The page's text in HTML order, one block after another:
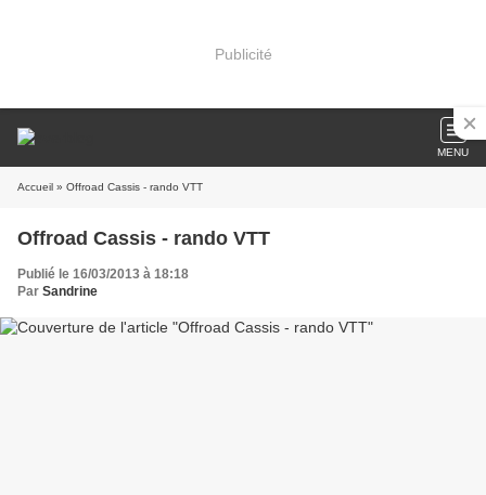
Publicité
MENU
Accueil » Offroad Cassis - rando VTT
Offroad Cassis - rando VTT
Publié le 16/03/2013 à 18:18
Par Sandrine